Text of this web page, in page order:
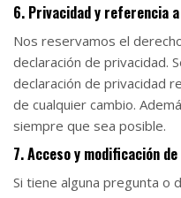
6. Privacidad y referencia
Nos reservamos el
declaración de privacidad.
declaración de privacidad
de cualquier cambio.
siempre que sea posible.
7. Acceso y modificación
Si tiene alguna pregunta o